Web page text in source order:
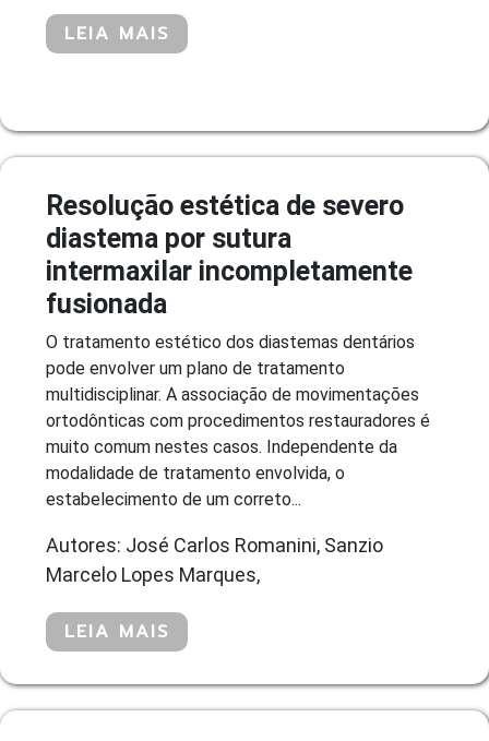
LEIA MAIS
Resolução estética de severo
diastema por sutura
intermaxilar incompletamente
fusionada
O tratamento estético dos diastemas dentários
pode envolver um plano de tratamento
multidisciplinar. A associação de movimentações
ortodônticas com procedimentos restauradores é
muito comum nestes casos. Independente da
modalidade de tratamento envolvida, o
estabelecimento de um correto...
Autores: José Carlos Romanini, Sanzio
Marcelo Lopes Marques,
LEIA MAIS